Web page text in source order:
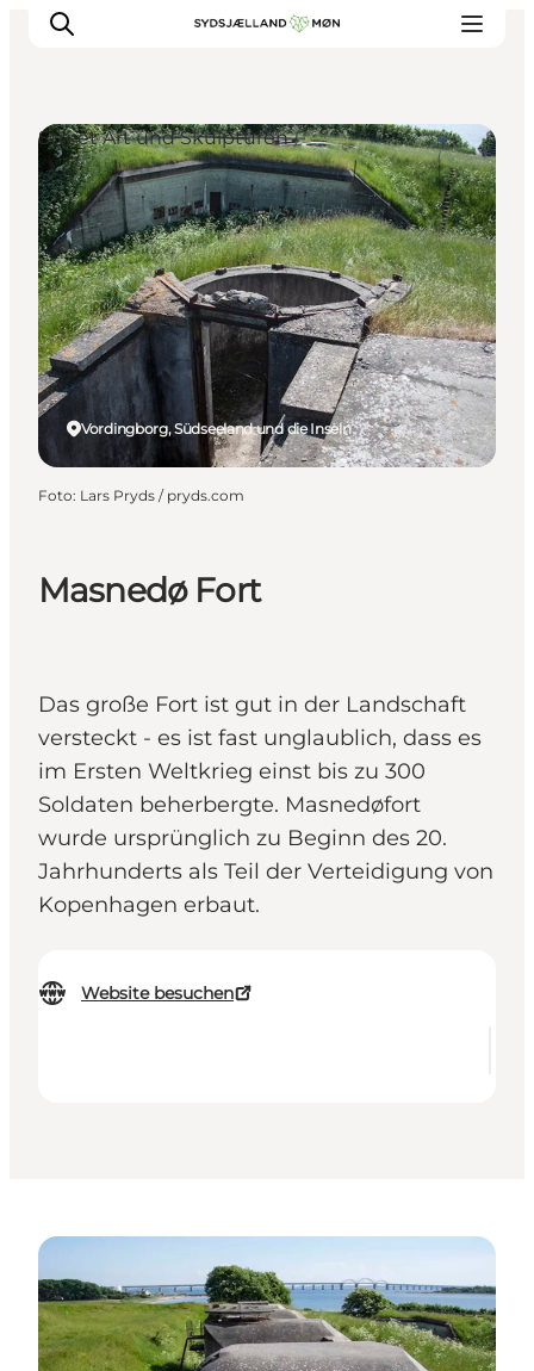
Erleben
Städte und Orte
Events
Essen
Unterkunft
Reise planen
Masnedø Fort
Das große Fort ist gut in der Landschaft
versteckt - es ist fast unglaublich, dass es
im Ersten Weltkrieg einst bis zu 300
Soldaten beherbergte. Masnedøfort
wurde ursprünglich zu Beginn des 20.
Jahrhunderts als Teil der Verteidigung von
Kopenhagen erbaut.
Website besuchen
Vordingborg, Südseeland und die Inseln
Street Art und Skulpturen
Foto: Lars Pryds / pryds.com